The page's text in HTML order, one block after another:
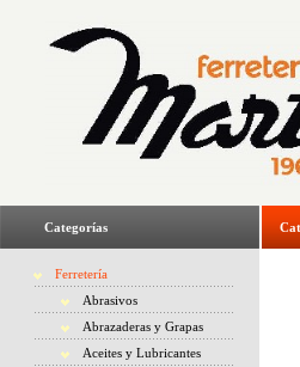
Categorías
Ferretería
Abrasivos
Abrazaderas y Grapas
Aceites y Lubricantes